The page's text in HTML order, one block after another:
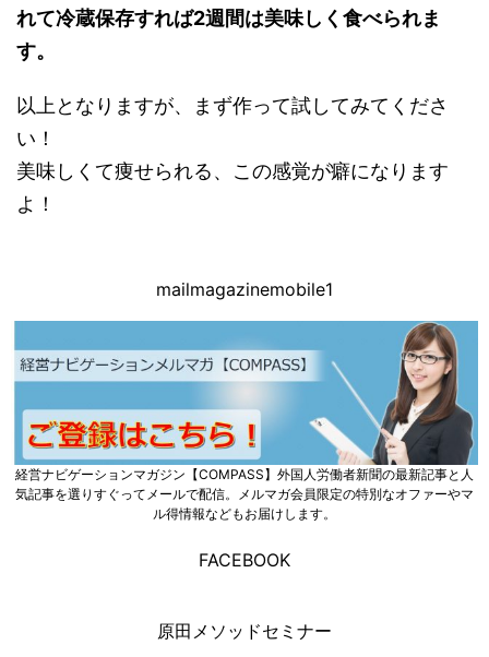
れて冷蔵保存すれば2週間は美味しく食べられま
す。
以上となりますが、まず作って試してみてくださ
い！
美味しくて痩せられる、この感覚が癖になります
よ！
mailmagazinemobile1
経営ナビゲーションマガジン【COMPASS】外国人労働者新聞の最新記事と人
気記事を選りすぐってメールで配信。メルマガ会員限定の特別なオファーやマ
ル得情報などもお届けします。
FACEBOOK
原田メソッドセミナー